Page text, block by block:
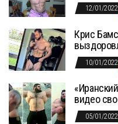
12/01/2022
Крис
10/01/2022
видео
05/01/2022